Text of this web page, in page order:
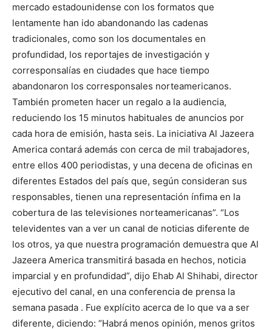
mercado estadounidense con los formatos que
lentamente han ido abandonando las cadenas
tradicionales, como son los documentales en
profundidad, los reportajes de investigación y
corresponsalías en ciudades que hace tiempo
abandonaron los corresponsales norteamericanos.
También prometen hacer un regalo a la audiencia,
reduciendo los 15 minutos habituales de anuncios por
cada hora de emisión, hasta seis. La iniciativa Al Jazeera
America contará además con cerca de mil trabajadores,
entre ellos 400 periodistas, y una decena de oficinas en
diferentes Estados del país que, según consideran sus
responsables, tienen una representación ínfima en la
cobertura de las televisiones norteamericanas”. “Los
televidentes van a ver un canal de noticias diferente de
los otros, ya que nuestra programación demuestra que Al
Jazeera America transmitirá basada en hechos, noticia
imparcial y en profundidad”, dijo Ehab Al Shihabi, director
ejecutivo del canal, en una conferencia de prensa la
semana pasada . Fue explícito acerca de lo que va a ser
diferente, diciendo: “Habrá menos opinión, menos gritos